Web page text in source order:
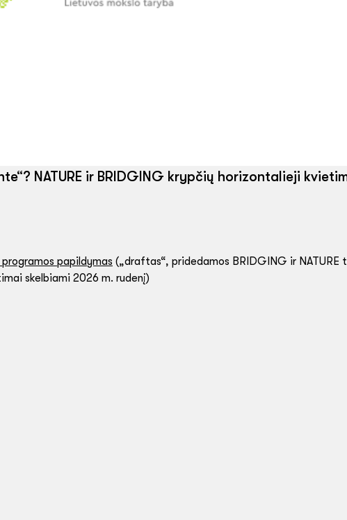
NATURE ir BRIDGING krypčių horizontalieji
papildymas („draftas“, pridedamos BRIDGING ir NATURE
skelbiami 2026 m. rudenį)